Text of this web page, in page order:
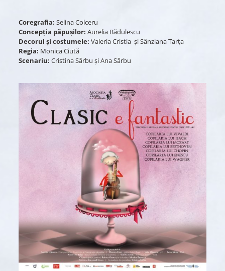
Coregrafia: Selina Colceru
Concepția păpuşilor: Aurelia Bădulescu
Decorul şi costumele: Valeria Cristia şi Sânziana Tarța
Regia: Monica Ciută
Scenariu: Cristina Sârbu și Ana Sârbu